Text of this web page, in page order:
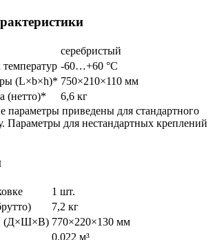
серебристый
-60…+60 °С
(L×b×h)* 750×210×110 мм
(нетто)*
6,6 кг
параметры приведены для стандартного
Параметры для нестандартных креплений
1 шт.
7,2 кг
(Д×Ш×В) 770×220×130 мм
0,022 м³